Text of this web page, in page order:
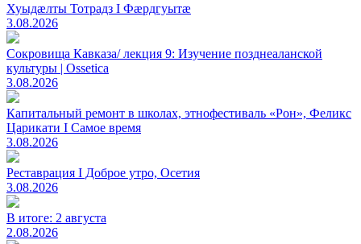
Хуыдæлты Тотрадз I Фæрдгуытæ
3.08.2026
Сокровища Кавказа/ лекция 9: Изучение позднеаланской
культуры | Ossetica
3.08.2026
Капитальный ремонт в школах, этнофестиваль «Рон», Феликс
Царикати I Самое время
3.08.2026
Реставрация I Доброе утро, Осетия
3.08.2026
В итоге: 2 августа
2.08.2026